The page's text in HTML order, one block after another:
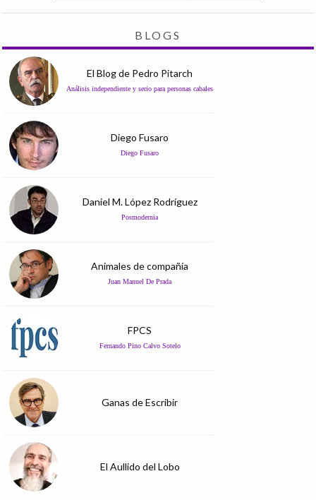
BLOGS
El Blog de Pedro Pitarch
Análisis independiente y serio para personas cabales
Diego Fusaro
Diego Fusaro
Daniel M. López Rodríguez
Posmodernia
Animales de compañía
Juan Manuel De Prada
FPCS
Fernando Pino Calvo Sotelo
Ganas de Escribir
El Aullido del Lobo